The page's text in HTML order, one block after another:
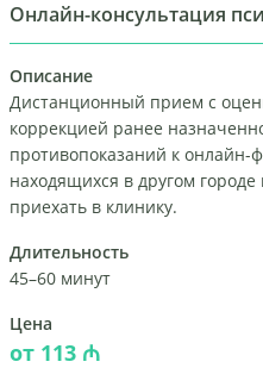
Онлайн-консультация
Описание
Дистанционный прием с
коррекцией ранее
противопоказаний к онлайн-
находящихся в другом
приехать в клинику.
Длительность
45–60 минут
Цена
от 113 ₼